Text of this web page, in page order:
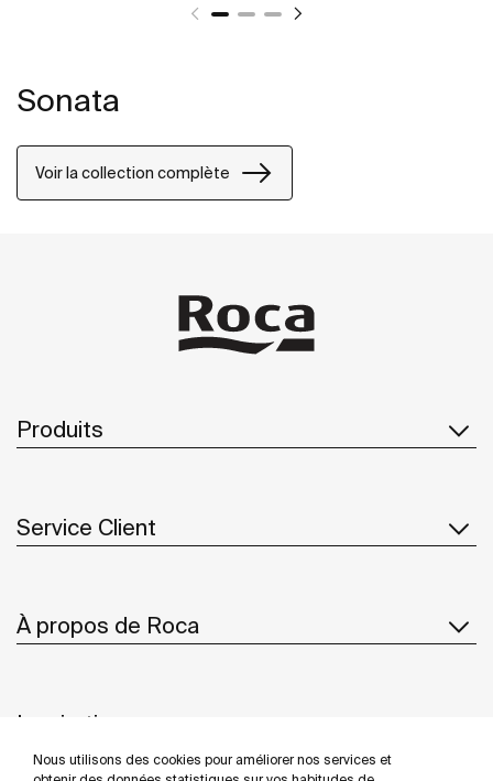
Nous utilisons des cookies pour améliorer nos services et
Sonata
Voir la collection complète
Produits
Service Client
À propos de Roca
Inspiration
Suivez-nous